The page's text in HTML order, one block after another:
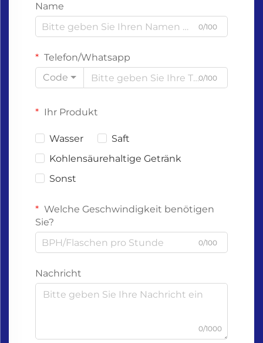
Name
0/100
Telefon/Whatsapp
Code
0/100
Ihr Produkt
Wasser
Saft
Kohlensäurehaltige Getränk
Sonst
Welche Geschwindigkeit benötigen
Sie?
0/100
Nachricht
0/1000